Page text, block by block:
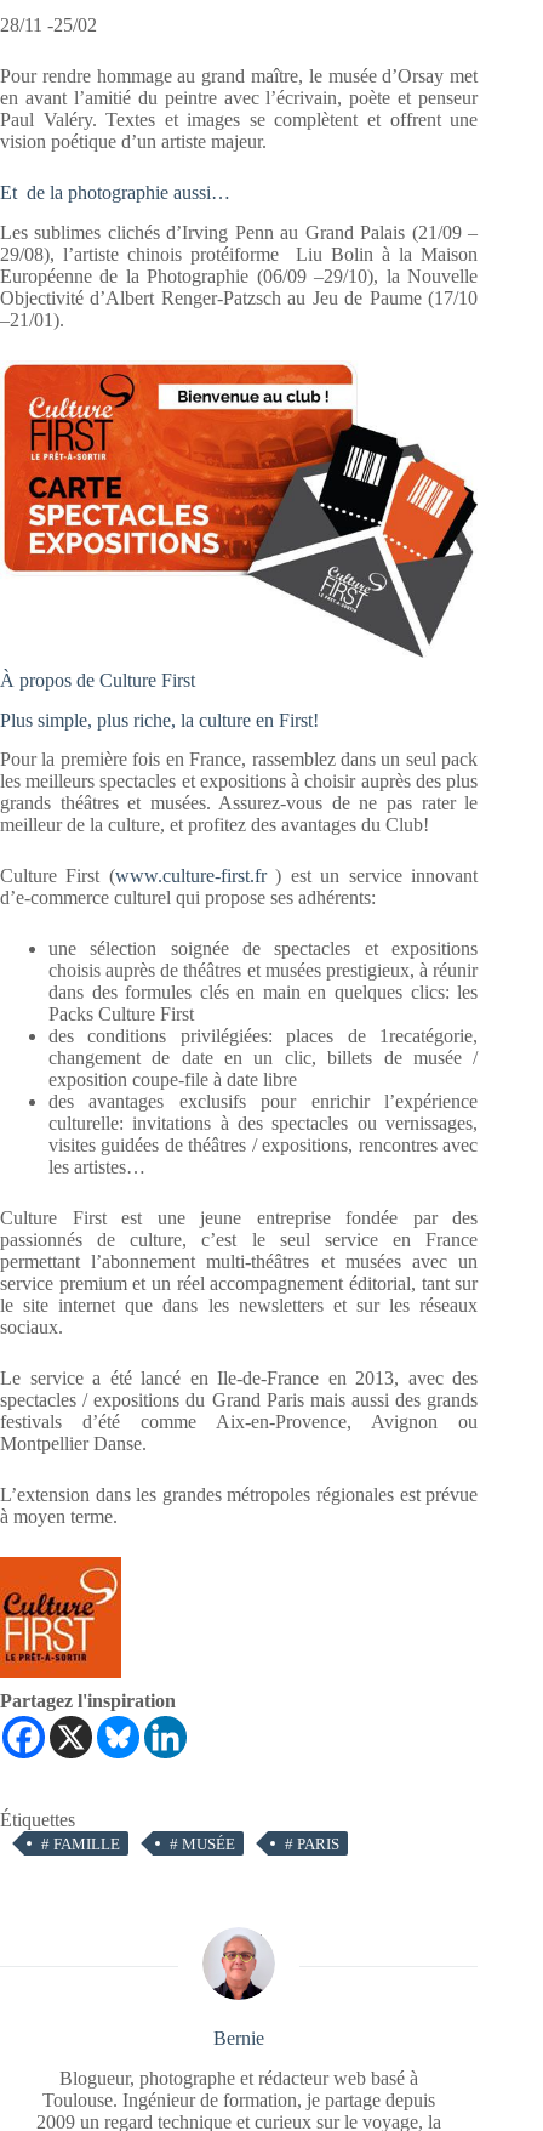
28/11 -25/02
Pour rendre hommage au grand maître, le musée d’Orsay met
en avant l’amitié du peintre avec l’écrivain, poète et penseur
Paul Valéry. Textes et images se complètent et offrent une
vision poétique d’un artiste majeur.
Et de la photographie aussi…
Les sublimes clichés d’Irving Penn au Grand Palais (21/09 –
29/08), l’artiste chinois protéiforme Liu Bolin à la Maison
Européenne de la Photographie (06/09 –29/10), la Nouvelle
Objectivité d’Albert Renger-Patzsch au Jeu de Paume (17/10
–21/01).
À propos de Culture First
Plus simple, plus riche, la culture en First!
Pour la première fois en France, rassemblez dans un seul pack
les meilleurs spectacles et expositions à choisir auprès des plus
grands théâtres et musées. Assurez-vous de ne pas rater le
meilleur de la culture, et profitez des avantages du Club!
Culture First (www.culture-first.fr) est un service innovant
d’e-commerce culturel qui propose ses adhérents:
une sélection soignée de spectacles et expositions
choisis auprès de théâtres et musées prestigieux, à réunir
dans des formules clés en main en quelques clics: les
Packs Culture First
des conditions privilégiées: places de 1recatégorie,
changement de date en un clic, billets de musée /
exposition coupe-file à date libre
des avantages exclusifs pour enrichir l’expérience
culturelle: invitations à des spectacles ou vernissages,
visites guidées de théâtres / expositions, rencontres avec
les artistes…
Culture First est une jeune entreprise fondée par des
passionnés de culture, c’est le seul service en France
permettant l’abonnement multi-théâtres et musées avec un
service premium et un réel accompagnement éditorial, tant sur
le site internet que dans les newsletters et sur les réseaux
sociaux.
Le service a été lancé en Ile-de-France en 2013, avec des
spectacles / expositions du Grand Paris mais aussi des grands
festivals d’été comme Aix-en-Provence, Avignon ou
Montpellier Danse.
L’extension dans les grandes métropoles régionales est prévue
à moyen terme.
Partagez l'inspiration
Étiquettes
# FAMILLE # MUSÉE # PARIS
Bernie
Blogueur, photographe et rédacteur web basé à
Toulouse. Ingénieur de formation, je partage depuis
2009 un regard technique et curieux sur le voyage, la